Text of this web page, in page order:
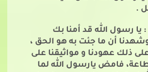
.
رسول الله قد أمنا بك
أن ما جئت به هو الحق ،
ذلك عهودنا و مواثيقنا على
فامض يارسول الله لما